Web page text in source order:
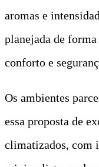
aromas e
planejada de
conforto e
Os ambientes
essa proposta de
climatizados, com